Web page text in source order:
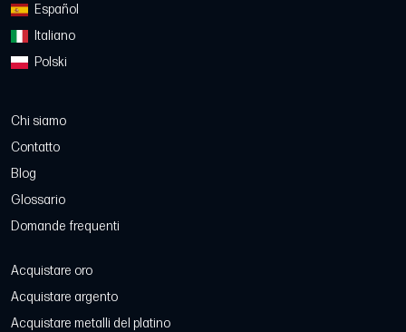
Español
Italiano
Polski
Chi siamo
Contatto
Blog
Glossario
Domande frequenti
Acquistare oro
Acquistare argento
Acquistare metalli del platino